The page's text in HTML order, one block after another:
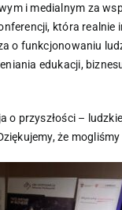
i medialnym za
która realnie
o funkcjonowaniu
edukacji,
o przyszłości –
że